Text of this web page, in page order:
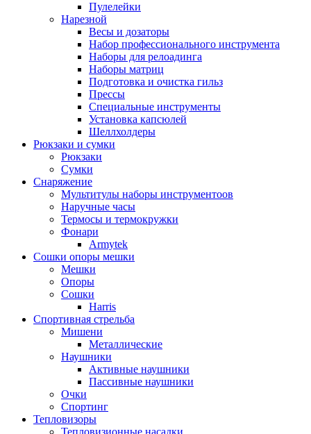
Пулелейки
Нарезной
Весы и дозаторы
Набор профессионального инструмента
Наборы для релоадинга
Наборы матриц
Подготовка и очистка гильз
Прессы
Специальные инструменты
Установка капсюлей
Шеллхолдеры
Рюкзаки и сумки
Рюкзаки
Сумки
Снаряжение
Мультитулы наборы инструментоов
Наручные часы
Термосы и термокружки
Фонари
Armytek
Сошки опоры мешки
Мешки
Опоры
Сошки
Harris
Спортивная стрельба
Мишени
Металлические
Наушники
Активные наушники
Пассивные наушники
Очки
Спортинг
Тепловизоры
Тепловизионные насадки